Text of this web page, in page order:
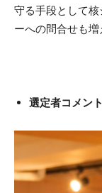
守る手段として
ーへの問合せも増
選定者コメント